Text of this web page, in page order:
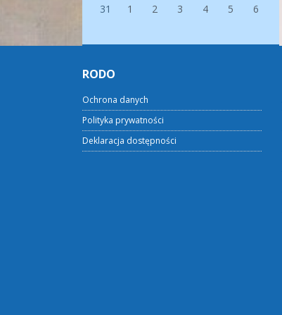
31
1 2 3 4 5 6
RODO
Ochrona danych
Polityka prywatności
Deklaracja dostępności